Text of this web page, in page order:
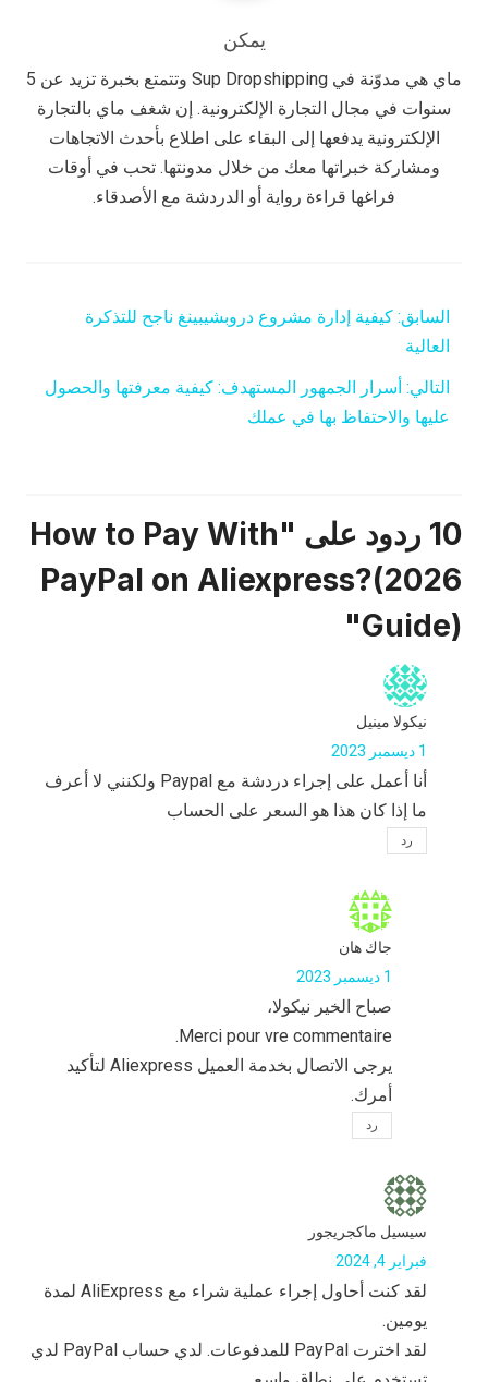
يمكن
ماي هي مدوّنة في Sup Dropshipping وتتمتع بخبرة تزيد عن 5
سنوات في مجال التجارة الإلكترونية. إن شغف ماي بالتجارة
الإلكترونية يدفعها إلى البقاء على اطلاع بأحدث الاتجاهات
ومشاركة خبراتها معك من خلال مدونتها. تحب في أوقات
فراغها قراءة رواية أو الدردشة مع الأصدقاء.
السابق: كيفية إدارة مشروع دروبشيبينغ ناجح للتذكرة
العالية
التالي: أسرار الجمهور المستهدف: كيفية معرفتها والحصول
عليها والاحتفاظ بها في عملك
10 ردود على "How to Pay With
PayPal on Aliexpress?(2026
Guide)"
نيكولا مينيل
1 ديسمبر 2023
أنا أعمل على إجراء دردشة مع Paypal ولكنني لا أعرف
ما إذا كان هذا هو السعر على الحساب
رد
جاك هان
1 ديسمبر 2023
صباح الخير نيكولا،
Merci pour vre commentaire.
يرجى الاتصال بخدمة العميل Aliexpress لتأكيد
أمرك.
رد
سيسيل ماكجريجور
فبراير 4, 2024
لقد كنت أحاول إجراء عملية شراء مع AliExpress لمدة
يومين.
لقد اخترت PayPal للمدفوعات. لدي حساب PayPal لدي